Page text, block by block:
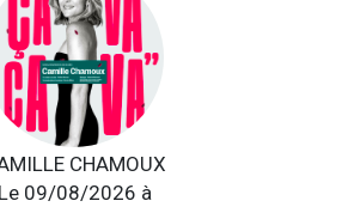
CHAMOUX
Le 09/08/2026 à